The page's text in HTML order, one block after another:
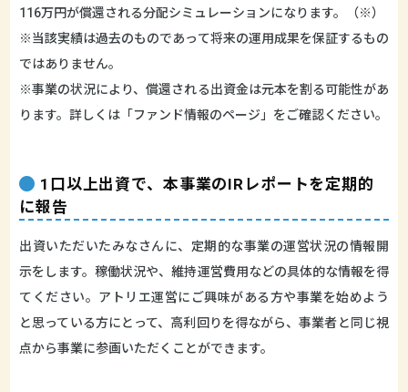
116万円が償還される分配シミュレーションになります。（※）
※当該実績は過去のものであって将来の運用成果を保証するもの
ではありません。
※事業の状況により、償還される出資金は元本を割る可能性があ
ります。詳しくは「ファンド情報のページ」をご確認ください。
1口以上出資で、本事業のIRレポートを定期的
に報告
出資いただいたみなさんに、定期的な事業の運営状況の情報開
示をします。稼働状況や、維持運営費用などの具体的な情報を得
てください。アトリエ運営にご興味がある方や事業を始めよう
と思っている方にとって、高利回りを得ながら、事業者と同じ視
点から事業に参画いただくことができます。